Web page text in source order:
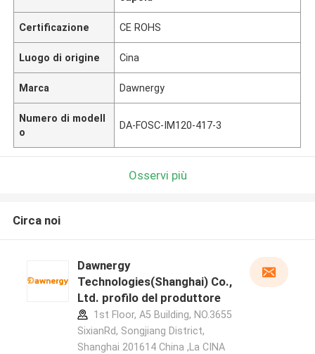
Certificazione CE ROHS
Luogo di origine Cina
Marca Dawnergy
Numero di modell
o
DA-FOSC-IM120-417-3
Osservi più
Circa noi
Dawnergy
Technologies(Shanghai) Co.,
Ltd. profilo del produttore
1st Floor, A5 Building, NO.3655
SixianRd, Songjiang District,
Shanghai 201614 China ,La CINA